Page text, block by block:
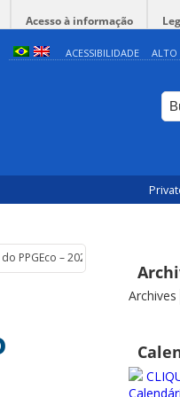
Acesso à informação
ACESSIBILIDADE ALTO
PPGEco – 2026
Archives